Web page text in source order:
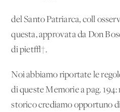
del Santo Patriarca,
questa, approvata da Don
di piet√†.
Noi abbiamo riportate le
di queste Memorie a pag.
storico crediamo opportuno